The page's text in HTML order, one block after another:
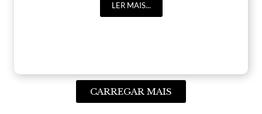
LER MAIS...
CARREGAR MAIS